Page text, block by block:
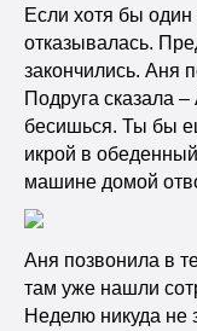
Если хотя бы один
отказывалась.
закончились. Аня
Подруга сказала
бесишься. Ты бы
икрой в
машине домой
Аня позвонила в
там уже нашли
Неделю никуда не